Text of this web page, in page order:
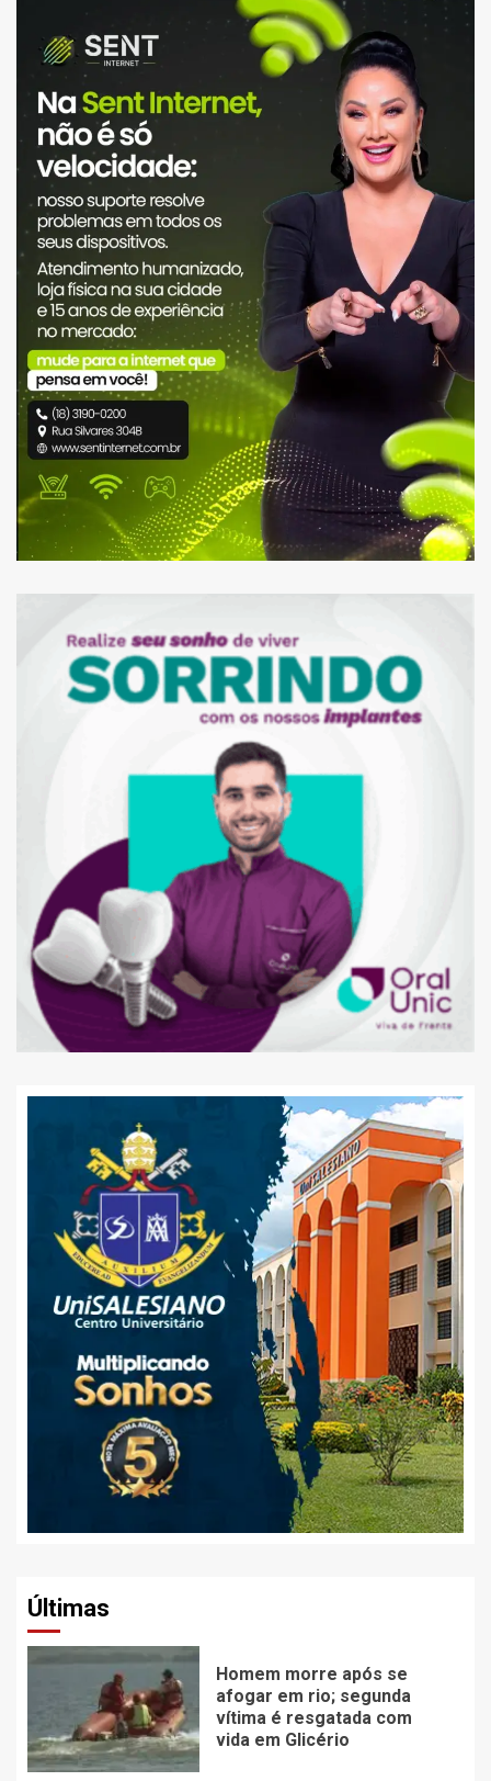
Últimas
Homem morre após se
afogar em rio; segunda
vítima é resgatada com
vida em Glicério